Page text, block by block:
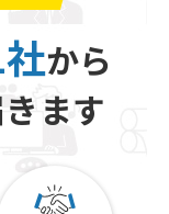
から
ます